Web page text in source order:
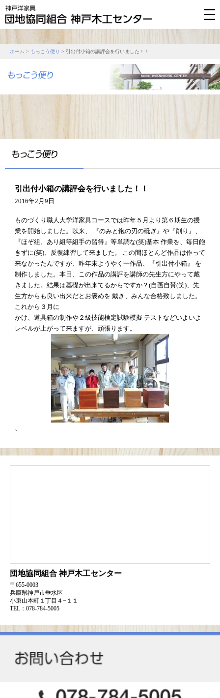
ホーム > もっこう便り > 引出付小箱の講評会を行いました！！
引出付小箱の講評会を行いました！！
2016年2月9日
ものづくり職人大学洋家具コースでは昨年５月より第６期生の授
業を開始しました。以来、 『のみと鉋の刃の砥ぎ』や『削り』、
『ほぞ組、あり組等組手の習得』等単調な(笑)基本 作業を、毎日飽
きずに(笑)、反復練習して来ました。 この間ほとんど作品は作って
来なかったんですが、昨年末ようやく一作品、『引出付小箱』 を
制作しました。本日、この作品の講評を講師の先生方にやって戴
きました。結果は基礎が出来てるからですか？(自画自賛(笑)、先
生方からも良い出来だとお褒めを 戴き、みんな合格致しました。
これから３月に
かけ、道具箱の制作や２級技能検定試験模擬 テストなどいよいよ
レベルが上がって来ますが、頑張ります。
、
団地協同組合神戸木工センター
〒655-0003
兵庫県神戸市垂水区
小束山本町１丁目４−１１
TEL：078-784-5005